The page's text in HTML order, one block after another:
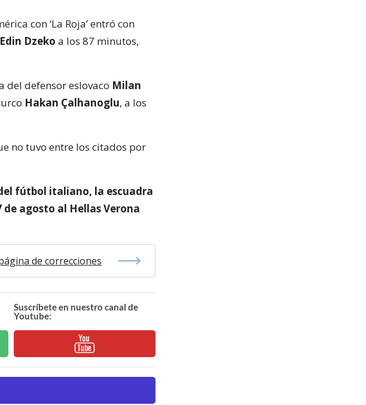
con ‘La Roja’ entró con
Edin Dzeko a los 87 minutos,
defensor eslovaco Milan
Hakan Çalhanoglu, a los
no tuvo entre los citados por
fútbol italiano, la escuadra
agosto al Hellas Verona
de correcciones
Suscríbete en nuestro canal de
Youtube: